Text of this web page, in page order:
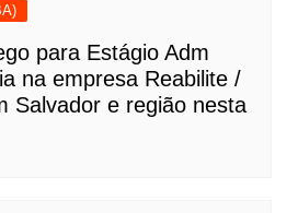
para Estágio Adm
na empresa Reabilite /
Salvador e região nesta